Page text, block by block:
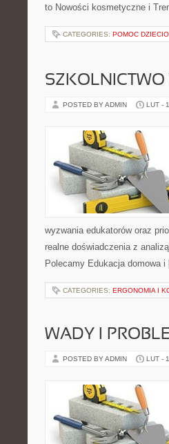
to Nowości kosmetyczne i
CATEGORIES: POMOC
SZKOLNICTWO
POSTED BY ADMIN LUT -
wyzwania edukatorów oraz
realne doświadczenia z
Polecamy Edukacja domowa
CATEGORIES: ERGONOMIA I
WADY I
POSTED BY ADMIN LUT -